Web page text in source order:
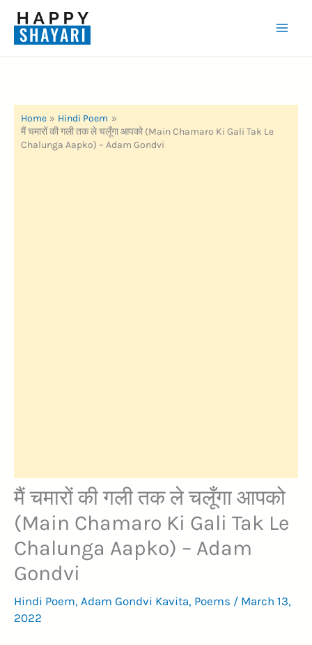
Skip
content
Home
Hindi Poem
मैं चमारों की गली तक ले चलूँगा आपको (Main Chamaro Ki Gali Tak Le
Chalunga Aapko) – Adam Gondvi
मैं चमारों की गली तक ले चलूँगा आपको
(Main Chamaro Ki Gali Tak Le
Chalunga Aapko) – Adam
Gondvi
Hindi Poem, Adam Gondvi Kavita, Poems / March 13,
2022